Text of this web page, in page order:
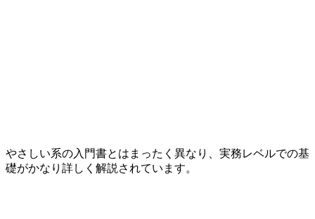
やさしい系の入門書とはまったく異なり、実務レベルでの基
礎がかなり詳しく解説されています。